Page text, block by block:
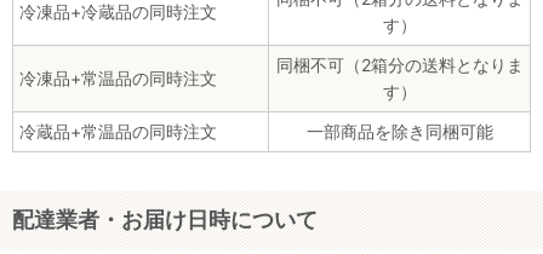
冷凍品+冷蔵品の同時注文
す）
冷凍品+常温品の同時注文
同梱不可（2箱分の送料となりま
す）
冷蔵品+常温品の同時注文
一部商品を除き同梱可能
配達業者・お届け日時について